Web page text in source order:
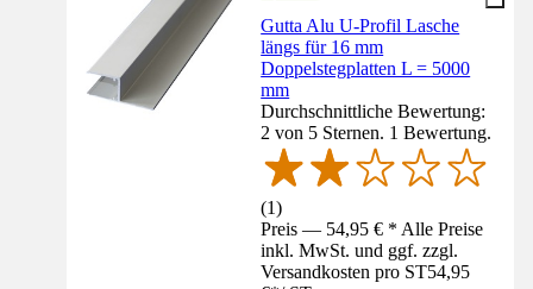
Gutta Alu U-Profil Lasche
längs für 16 mm
Doppelstegplatten L = 5000
mm
Durchschnittliche Bewertung:
2 von 5 Sternen. 1 Bewertung.
(1)
Preis — 54,95 € * Alle Preise
inkl. MwSt. und ggf. zzgl.
Versandkosten pro ST54,95